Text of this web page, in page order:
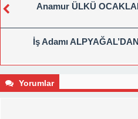
Anamur ÜLKÜ
İş Adamı
Yorumlar